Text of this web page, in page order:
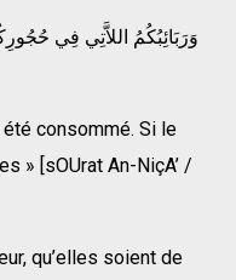
consommé. Si le
» [sOUrat An-NiçA’ /
qu’elles soient de